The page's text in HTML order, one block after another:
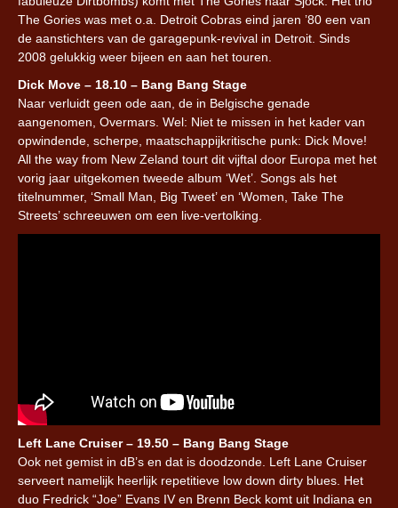
The Gories was met o.a. Detroit Cobras eind jaren ’80 een van
de aanstichters van de garagepunk-revival in Detroit. Sinds
2008 gelukkig weer bijeen en aan het touren.
Dick Move – 18.10 – Bang Bang Stage
Naar verluidt geen ode aan, de in Belgische genade
aangenomen, Overmars. Wel: Niet te missen in het kader van
opwindende, scherpe, maatschappijkritische punk: Dick Move!
All the way from New Zeland tourt dit vijftal door Europa met het
vorig jaar uitgekomen tweede album ‘Wet’. Songs als het
titelnummer, ‘Small Man, Big Tweet’ en ‘Women, Take The
Streets’ schreeuwen om een live-vertolking.
Left Lane Cruiser – 19.50 – Bang Bang Stage
Ook net gemist in dB’s en dat is doodzonde. Left Lane Cruiser
serveert namelijk heerlijk repetitieve low down dirty blues. Het
duo Fredrick “Joe” Evans IV en Brenn Beck komt uit Indiana en